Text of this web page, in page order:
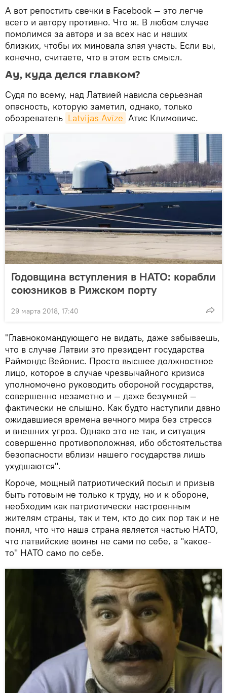
А вот репостить свечки в Facebook — это легче
всего и автору противно. Что ж. В любом случае
помолимся за автора и за всех нас и наших
близких, чтобы их миновала злая участь. Если вы,
конечно, считаете, что в этом есть смысл.
Ау, куда делся главком?
Судя по всему, над Латвией нависла серьезная
опасность, которую заметил, однако, только
обозреватель Latvijas Avīze Атис Климовичс.
Годовщина вступления в НАТО: корабли
союзников в Рижском порту
29 марта 2018, 17:40
"Главнокомандующего не видать, даже забываешь,
что в случае Латвии это президент государства
Раймондс Вейонис. Просто высшее должностное
лицо, которое в случае чрезвычайного кризиса
уполномочено руководить обороной государства,
совершенно незаметно и — даже безумней —
фактически не слышно. Как будто наступили давно
ожидавшиеся времена вечного мира без стресса
и внешних угроз. Однако это не так, и ситуация
совершенно противоположная, ибо обстоятельства
безопасности вблизи нашего государства лишь
ухудшаются".
Короче, мощный патриотический посыл и призыв
быть готовым не только к труду, но и к обороне,
необходим как патриотически настроенным
жителям страны, так и тем, кто до сих пор так и не
понял, что что наша страна является частью НАТО,
что латвийские воины не сами по себе, а "какое-
то" НАТО само по себе.